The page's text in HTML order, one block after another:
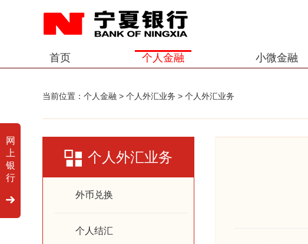
首页 个人金融 小微金融
网
上
银
行
当前位置： 个人金融 > 个人外汇业务 > 个人外汇业务
个人外汇业务
外币兑换
个人结汇